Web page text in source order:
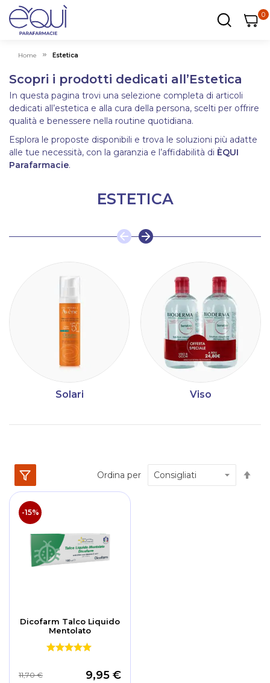
00
Home Estetica
Scopri i prodotti dedicati all’Estetica
In questa pagina trovi una selezione completa di articoli
dedicati all’estetica e alla cura della persona, scelti per offrire
qualità e benessere nella routine quotidiana.
Esplora le proposte disponibili e trova le soluzioni più adatte
alle tue necessità, con la garanzia e l’affidabilità di ÈQUI
Parafarmacie.
ESTETICA
Solari Viso
Ordina per
-15%
Dicofarm Talco Liquido
Mentolato
9,95 €
11,70 €